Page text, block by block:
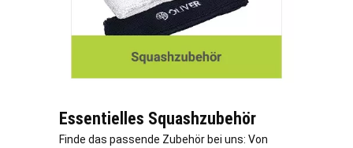
Essentielles Squashzubehör
Finde das passende Zubehör bei uns: Von